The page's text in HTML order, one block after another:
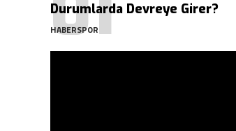
Durumlarda Devreye Girer?
HABERSPOR